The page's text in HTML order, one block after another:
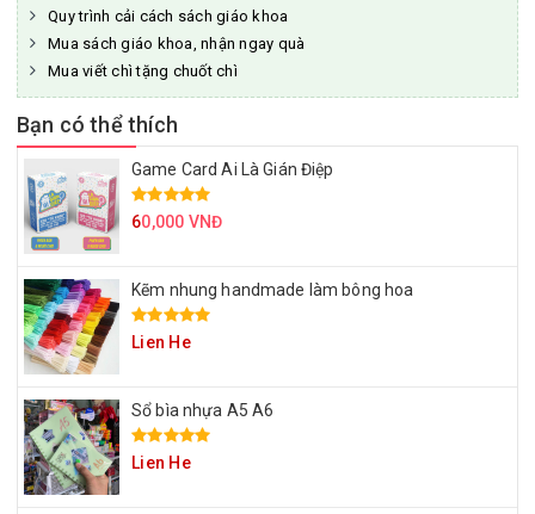
Quy trình cải cách sách giáo khoa
Mua sách giáo khoa, nhận ngay quà
Mua viết chì tặng chuốt chì
Bạn có thể thích
Game Card Ai Là Gián Điệp
60,000 VNĐ
Kẽm nhung handmade làm bông hoa
Lien He
Sổ bìa nhựa A5 A6
Lien He